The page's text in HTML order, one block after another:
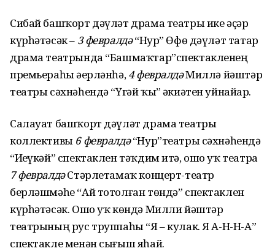
Сибай башҡорт дәүләт драма театры ике әҫәр
күрһәтәсәк – 3 февралдә“Нур” Өфө дәүләт татар
драма театрында “Башмаҡтар”спектакленең
премьераһы әҙерләнһә,4 февралдәМиллә йәштәр
театры сәхнәһендә “Үгәй ҡыҙ” әкиәтен уйнайҙар.
Салауат башҡорт дәүләт драма театры
коллективы 6 февралдә“Нур”театры сәхнәһендә
“Иҙеүкәй” спектаклен тәҡдим итә, ошо уҡ театрҙа
7 февралдәСтәрлетамаҡ концерт-театр
берләшмәһе “Ай тотолған төндә” спектаклен
күрһәтәсәк. Ошо уҡ көндә Милли йәштәр
театрының рус труппаһы “Я – кулак. Я А-Н-Н-А”
спектакле менән сығыш яһай.